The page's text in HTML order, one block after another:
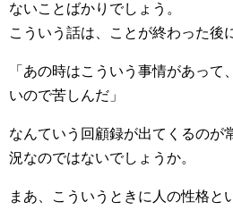
ないことばかりでしょう。
こういう話は、ことが終わった後
「あの時はこういう事情があって
いので苦しんだ」
なんていう回顧録が出てくるのが
況なのではないでしょうか。
まあ、こういうときに人の性格と